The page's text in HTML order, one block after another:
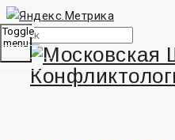
Toggle
menu